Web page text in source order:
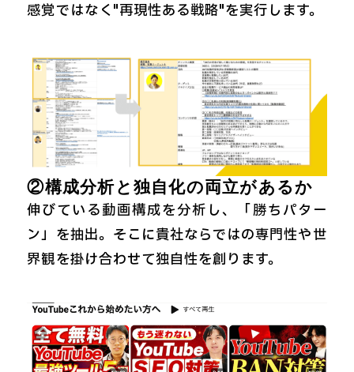
感覚ではなく"再現性ある戦略"を実行します。
②構成分析と独自化の両立があるか
伸びている動画構成を分析し、「勝ちパター
ン」を抽出。そこに貴社ならではの専門性や世
界観を掛け合わせて独自性を創ります。